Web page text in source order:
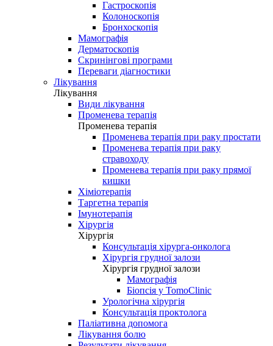
Гастроскопія
Колоноскопія
Бронхоскопія
Мамографія
Дерматоскопія
Скринінгові програми
Переваги діагностики
Лікування
Лікування
Види лікування
Променева терапія
Променева терапія
Променева терапія при раку простати
Променева терапія при раку
стравоходу
Променева терапія при раку прямої
кишки
Хіміотерапія
Таргетна терапія
Імунотерапія
Хірургія
Хірургія
Консультація хірурга-онколога
Хірургія грудної залози
Хірургія грудної залози
Мамографія
Біопсія у TomoClinic
Урологічна хірургія
Консультація проктолога
Паліативна допомога
Лікування болю